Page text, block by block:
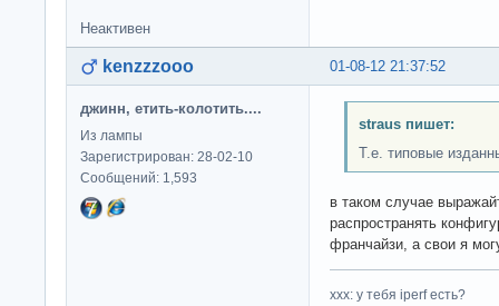
Неактивен
01-08-12 21:37:52
kenzzzooo
джинн, етить-колотить....
Из лампы
Зарегистрирован: 28-02-10
Сообщений: 1,593
straus пишет:
Т.е. типовые
в таком случае
распространять
франчайзи, а свои я
ххх: у тебя iperf есть?